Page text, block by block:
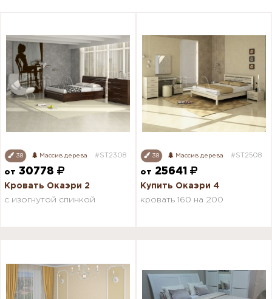
38 Массив дерева #ST2308
от 30778
Кровать Окаэри 2
с изогнутой спинкой
38 Массив дерева #ST2508
от 25641
Купить Окаэри 4
кровать 160 на 200